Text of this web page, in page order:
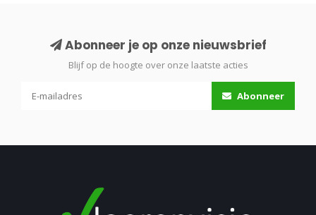
Abonneer je op onze nieuwsbrief
Blijf op de hoogte over onze laatste acties
Abonneer